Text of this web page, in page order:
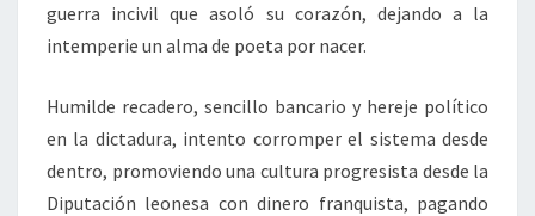
guerra incivil que asoló su corazón, dejando a la
intemperie un alma de poeta por nacer.
Humilde recadero, sencillo bancario y hereje político
en la dictadura, intento corromper el sistema desde
dentro, promoviendo una cultura progresista desde la
Diputación leonesa con dinero franquista, pagando